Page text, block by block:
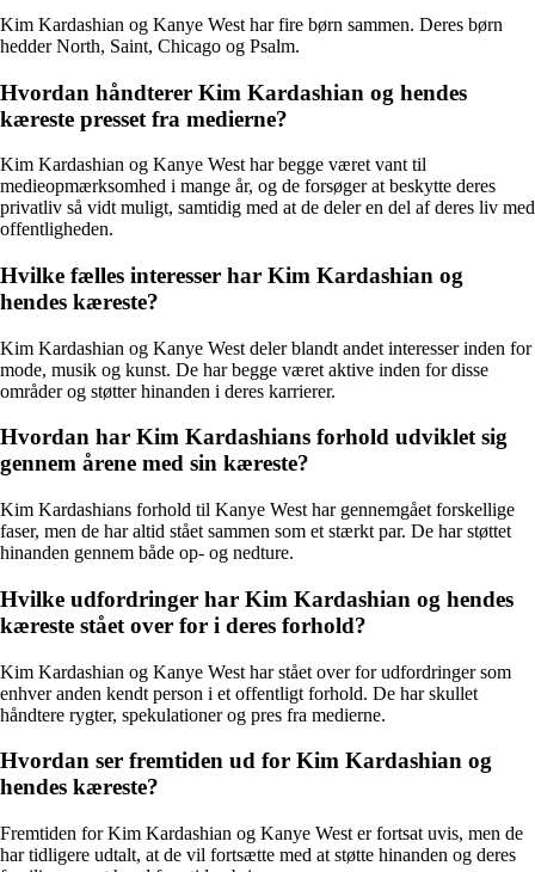
Kim Kardashian og Kanye West har fire børn sammen. Deres børn
hedder North, Saint, Chicago og Psalm.
Hvordan håndterer Kim Kardashian og hendes
kæreste presset fra medierne?
Kim Kardashian og Kanye West har begge været vant til
medieopmærksomhed i mange år, og de forsøger at beskytte deres
privatliv så vidt muligt, samtidig med at de deler en del af deres liv med
offentligheden.
Hvilke fælles interesser har Kim Kardashian og
hendes kæreste?
Kim Kardashian og Kanye West deler blandt andet interesser inden for
mode, musik og kunst. De har begge været aktive inden for disse
områder og støtter hinanden i deres karrierer.
Hvordan har Kim Kardashians forhold udviklet sig
gennem årene med sin kæreste?
Kim Kardashians forhold til Kanye West har gennemgået forskellige
faser, men de har altid stået sammen som et stærkt par. De har støttet
hinanden gennem både op- og nedture.
Hvilke udfordringer har Kim Kardashian og hendes
kæreste stået over for i deres forhold?
Kim Kardashian og Kanye West har stået over for udfordringer som
enhver anden kendt person i et offentligt forhold. De har skullet
håndtere rygter, spekulationer og pres fra medierne.
Hvordan ser fremtiden ud for Kim Kardashian og
hendes kæreste?
Fremtiden for Kim Kardashian og Kanye West er fortsat uvis, men de
har tidligere udtalt, at de vil fortsætte med at støtte hinanden og deres